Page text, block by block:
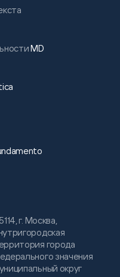
MD
г. Москва,
города
значения
округ